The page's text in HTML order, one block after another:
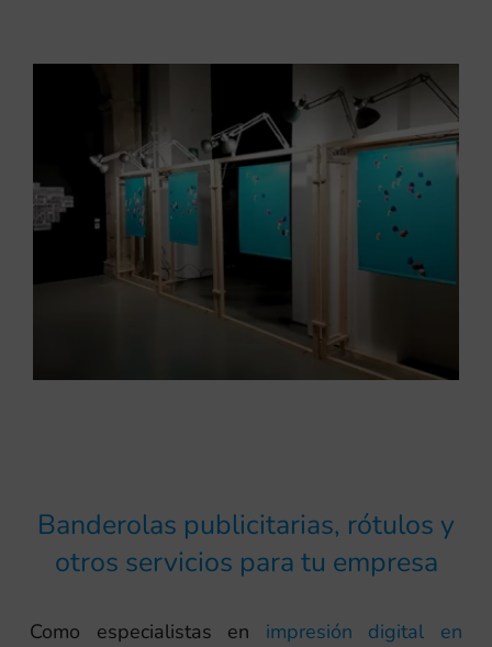
Banderolas publicitarias, rótulos y
otros servicios para tu empresa
Como especialistas en impresión digital en